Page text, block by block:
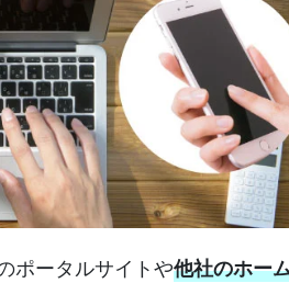
ポータルサイトや他社のホー